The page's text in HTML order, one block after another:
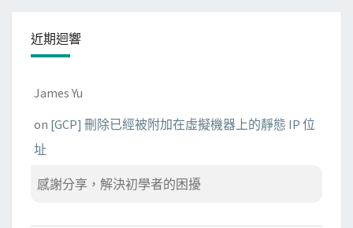
近期迴響
James Yu
on [GCP] 刪除已經被附加在虛擬機器上的靜態 IP 位
址
感謝分享，解決初學者的困擾